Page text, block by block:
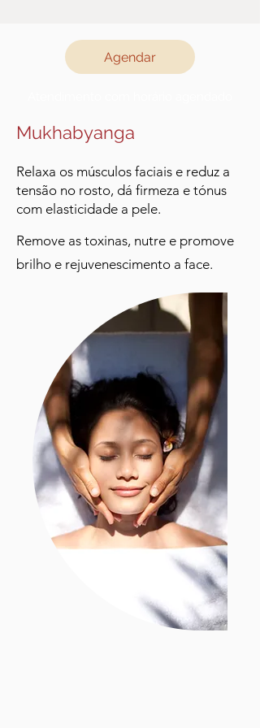
Agendar
Mukhabyanga
Relaxa os músculos faciais e reduz a
tensão no rosto, dá firmeza e tónus
com elasticidade a pele.
Remove as toxinas, nutre e promove
brilho e rejuvenescimento a face.